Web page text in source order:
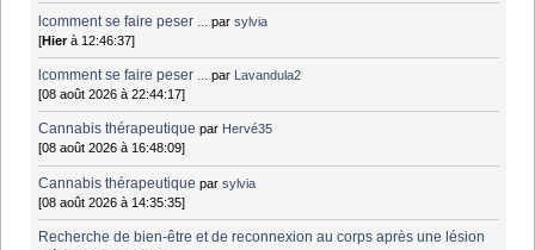
lcomment se faire peser ... parsylvia
[Hierà 12:46:37]
lcomment se faire peser ... par Lavandula2
[08 août 2026 à 22:44:17]
Cannabis thérapeutique par Hervé35
[08 août 2026 à 16:48:09]
Cannabis thérapeutique parsylvia
[08 août 2026 à 14:35:35]
Recherche de bien-être et de reconnexion au corps après une lésion